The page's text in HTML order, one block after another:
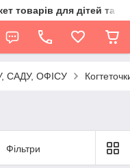
товарів для дітей та їх
САДУ, ОФІСУ
Фільтри